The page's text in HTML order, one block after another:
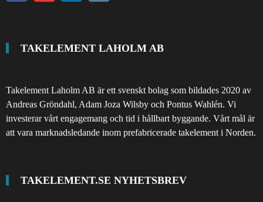
TAKELEMENT LAHOLM AB
Takelement Laholm AB är ett svenskt bolag som bildades 2020 av
Andreas Gröndahl, Adam Joza Wilsby och Pontus Wahlén. Vi
investerar vårt engagemang och tid i hållbart byggande. Vårt mål är
att vara marknadsledande inom prefabricerade takelement i Norden.
TAKELEMENT.SE NYHETSBREV